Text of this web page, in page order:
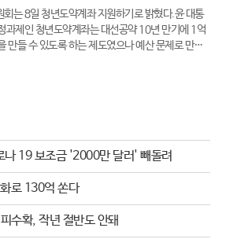
회는 8일 청년도약계좌 지원하기로 밝혔다.윤 대통
과제인 청년도약계좌는 대선공약 10년 만기에 1억
만들 수 있도록 하는 제도였으나 예산 문제로 만기
나 19 보조금 '2000만 달러' 빼돌려
로 130억 쏜다
수확, 작년 절반도 안돼